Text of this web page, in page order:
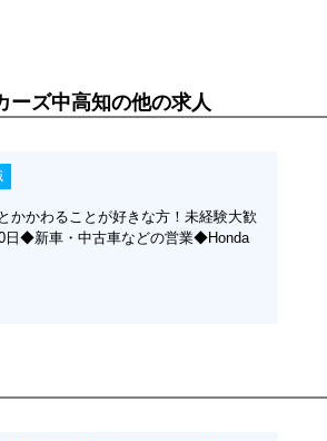
ーズ中高知の他の求人
かかわることが好きな方！未経験大歓
日◆新車・中古車などの営業◆Honda